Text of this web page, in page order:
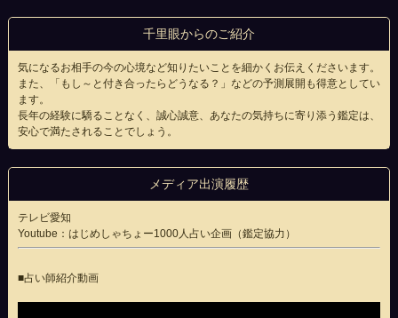
千里眼からのご紹介
気になるお相手の今の心境など知りたいことを細かくお伝えくださいます。
また、「もし～と付き合ったらどうなる？」などの予測展開も得意としてい
ます。
長年の経験に驕ることなく、誠心誠意、あなたの気持ちに寄り添う鑑定は、
安心で満たされることでしょう。
メディア出演履歴
テレビ愛知
Youtube：はじめしゃちょー1000人占い企画（鑑定協力）
■占い師紹介動画